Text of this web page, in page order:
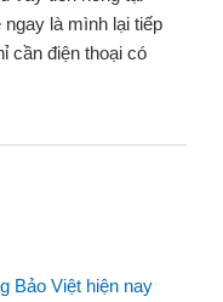
bạn bè giới thiệu tôi
công việc của
Bảo Việt hiện nay